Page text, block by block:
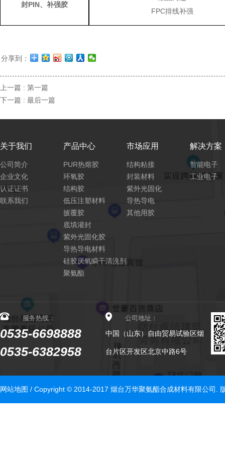
封PIN、补强胶
FPC排线补强
分享到：
上一篇 : 第一篇
下一篇 : 最后一篇
关于我们
公司简介
企业文化
认证证书
联系我们
产品中心
PUR热熔胶
环氧胶
结构胶
低压注塑材料
披覆胶
底填灌封
紫外光固化胶
导热导电材料
硅胶厌氧瞬干清洗剂
聚氨酯
市场应用
结构粘接
封装材料
紫外光固化
导热导电
其他用胶
解决方案
智能电子
工业电子
服务热线：
0535-6698888
0535-6382958
公司地址：
中国（山东）自由贸易试验区烟
台片区开发区北京中路6号
网站地图 / Copyright © 2014-2017 烟台万华聚氨酯合成材料有限公司.